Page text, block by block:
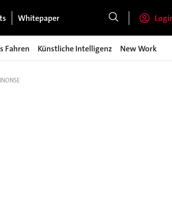
Whitepaper
Fahren Künstliche Intelligenz New Work